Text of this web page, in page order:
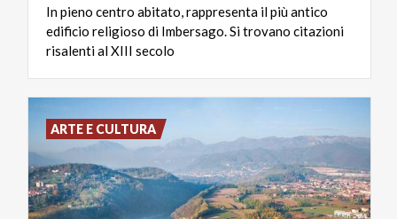
In pieno centro abitato, rappresenta il più antico
edificio religioso di Imbersago. Si trovano citazioni
risalenti al XIII secolo
ARTE E CULTURA